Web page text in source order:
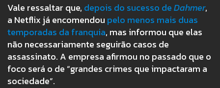
Vale ressaltar que, depois do sucesso deDahmer,
a Netflix já encomendou pelo menos mais duas
temporadas da franquia, mas informou que elas
não necessariamente seguirão casos de
assassinato. A empresa afirmou no passado que o
foco será o de “grandes crimes que impactaram a
sociedade”.